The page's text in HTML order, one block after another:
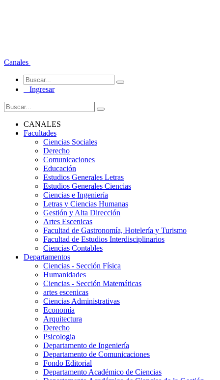
Canales
Ingresar
CANALES
Facultades
Ciencias Sociales
Derecho
Comunicaciones
Educación
Estudios Generales Letras
Estudios Generales Ciencias
Ciencias e Ingeniería
Letras y Ciencias Humanas
Gestión y Alta Dirección
Artes Escenicas
Facultad de Gastronomía, Hotelería y Turismo
Facultad de Estudios Interdisciplinarios
Ciencias Contables
Departamentos
Ciencias - Sección Física
Humanidades
Ciencias - Sección Matemáticas
artes escenicas
Ciencias Administrativas
Economía
Arquitectura
Derecho
Psicologia
Departamento de Ingeniería
Departamento de Comunicaciones
Fondo Editorial
Departamento Académico de Ciencias